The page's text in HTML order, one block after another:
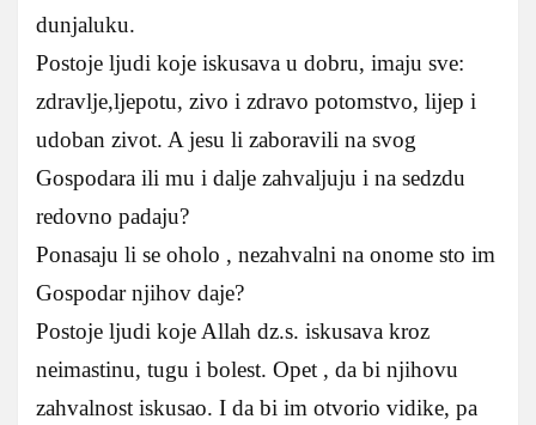
dunjaluku.
Postoje ljudi koje iskusava u dobru, imaju sve:
zdravlje,ljepotu, zivo i zdravo potomstvo, lijep i
udoban zivot. A jesu li zaboravili na svog
Gospodara ili mu i dalje zahvaljuju i na sedzdu
redovno padaju?
Ponasaju li se oholo , nezahvalni na onome sto im
Gospodar njihov daje?
Postoje ljudi koje Allah dz.s. iskusava kroz
neimastinu, tugu i bolest. Opet , da bi njihovu
zahvalnost iskusao. I da bi im otvorio vidike, pa